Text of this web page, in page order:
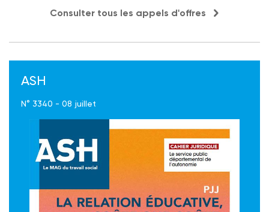
Consulter tous les appels d'offres
ASH
N° 3340 - 08 juillet